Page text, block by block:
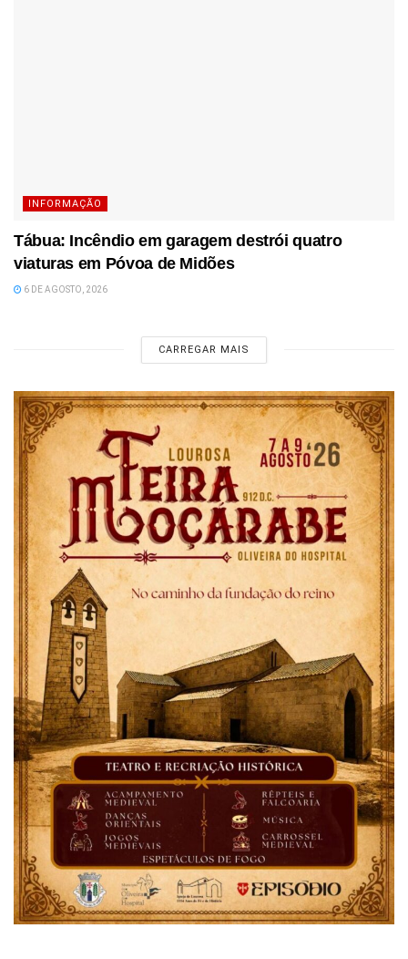
INFORMAÇÃO
Tábua: Incêndio em garagem destrói quatro
viaturas em Póvoa de Midões
6 DE AGOSTO, 2026
CARREGAR MAIS